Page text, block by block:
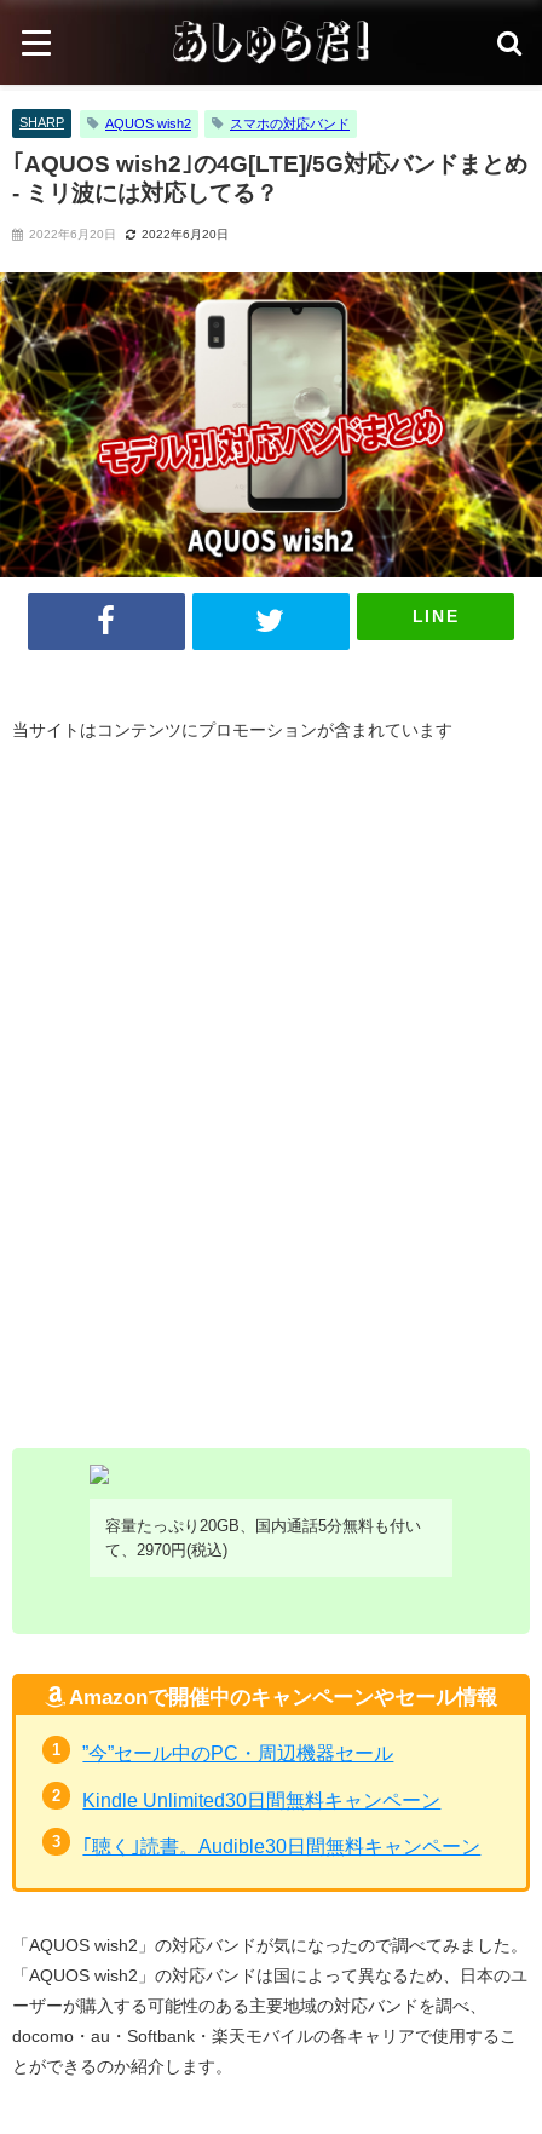
SHARP AQUOS wish2 スマホの対応バンド
｢AQUOS wish2｣の4G[LTE]/5G対応バンドまとめ
- ミリ波には対応してる？
2022年6月20日 2022年6月20日
LINE
当サイトはコンテンツにプロモーションが含まれています
容量たっぷり20GB、国内通話5分無料も付い
て、2970円(税込)
Amazonで開催中のキャンペーンやセール情報
”今”セール中のPC・周辺機器セール
Kindle Unlimited30日間無料キャンペーン
｢聴く｣読書。Audible30日間無料キャンペーン
「AQUOS wish2」の対応バンドが気になったので調べてみました。
「AQUOS wish2」の対応バンドは国によって異なるため、日本のユ
ーザーが購入する可能性のある主要地域の対応バンドを調べ、
docomo・au・Softbank・楽天モバイルの各キャリアで使用するこ
とができるのか紹介します。